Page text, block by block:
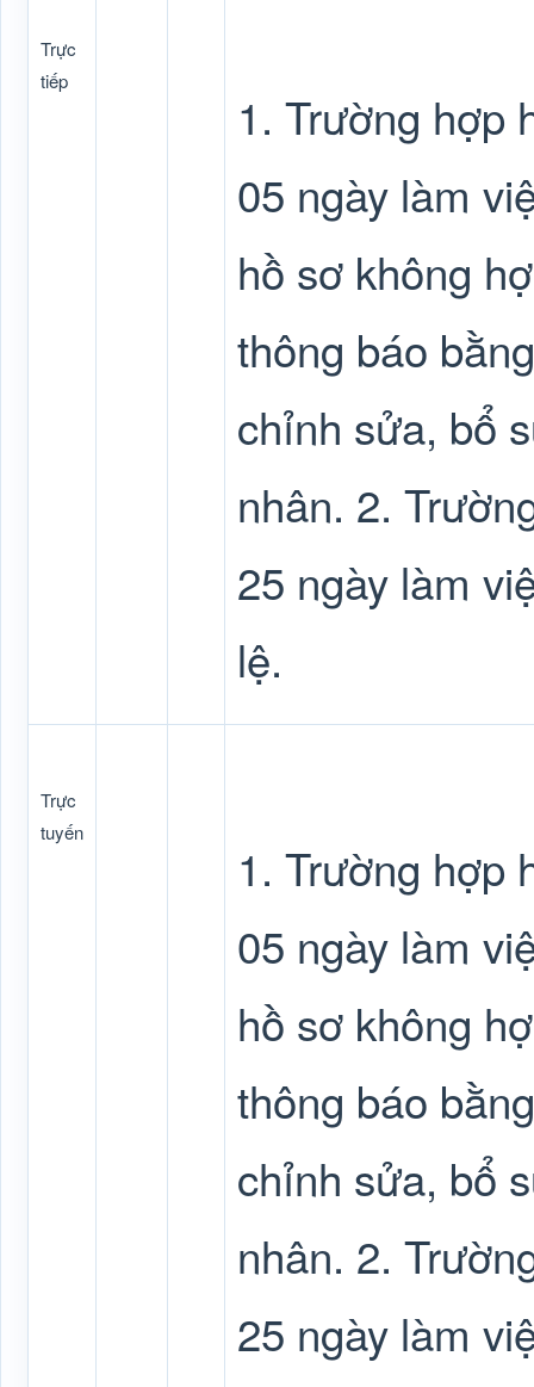
Trực
tiếp
1. Trường hợp
05 ngày làm
hồ sơ không
thông báo
chỉnh sửa, bổ
nhân. 2.
25 ngày làm
lệ.
Trực
tuyến
1. Trường hợp
05 ngày làm
hồ sơ không
thông báo
chỉnh sửa, bổ
nhân. 2.
25 ngày làm